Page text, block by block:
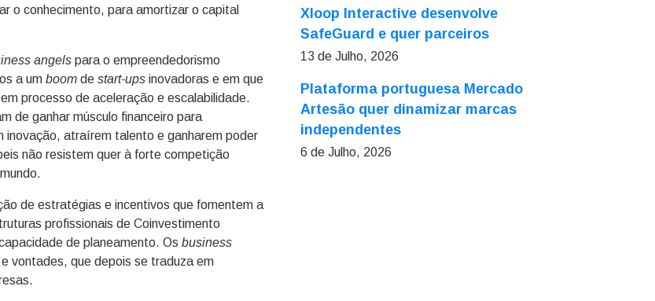
o conhecimento, para amortizar o capital
angels para o empreendedorismo
a um boom de start-ups inovadoras e em que
processo de aceleração e escalabilidade.
de ganhar músculo financeiro para
inovação, atraírem talento e ganharem poder
não resistem quer à forte competição
de estratégias e incentivos que fomentem a
profissionais de Coinvestimento
de planeamento. Os business
vontades, que depois se traduza em
Xloop Interactive desenvolve
SafeGuard e quer parceiros
13 de Julho, 2026
Plataforma portuguesa Mercado
Artesão quer dinamizar marcas
independentes
6 de Julho, 2026